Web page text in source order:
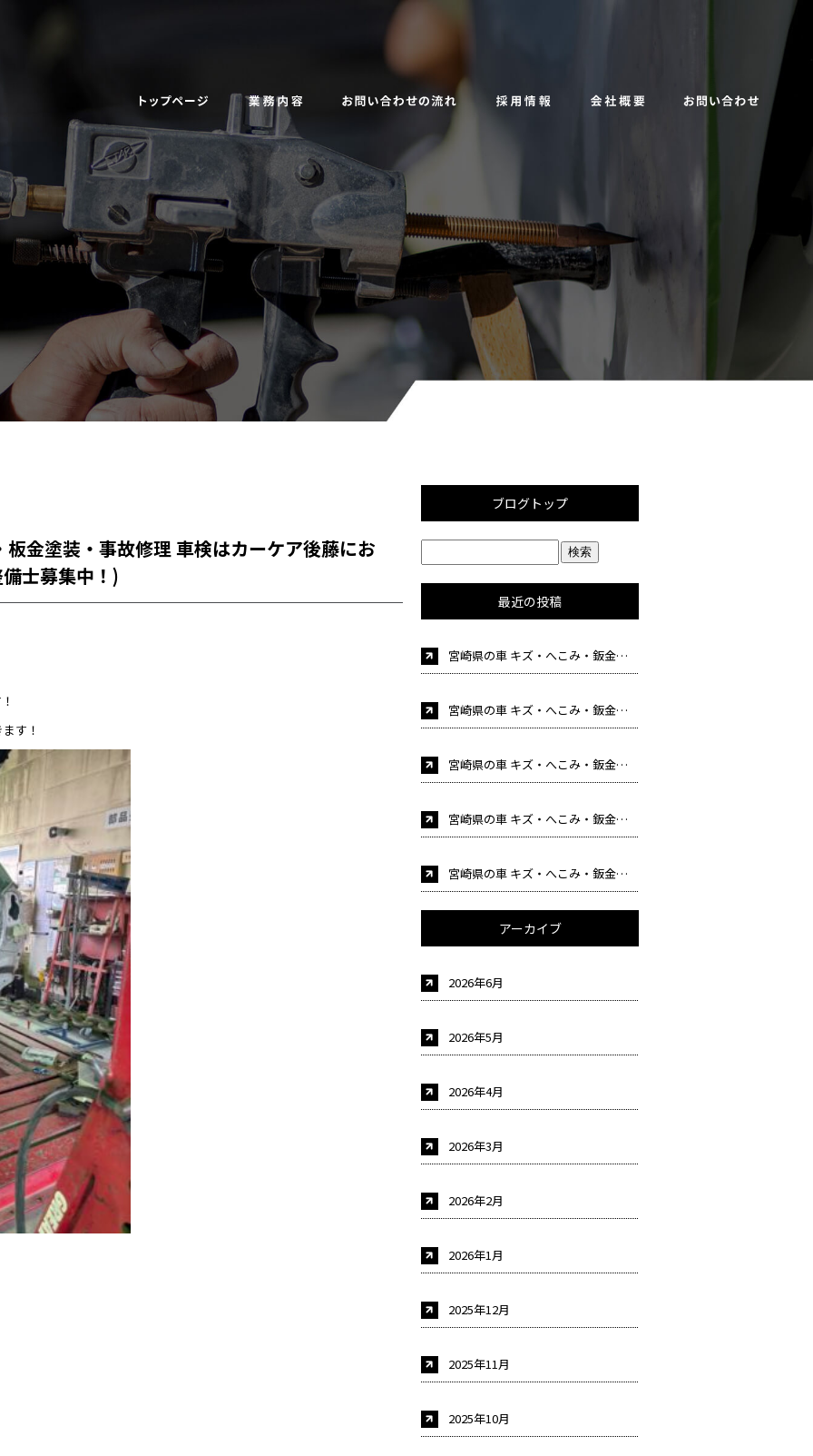
金塗装・事故修理 車検はカーケア後藤にお
士募集中！)
す！
ブログトップ
最近の投稿
宮崎県の車 キズ・へこみ・鈑金塗装・事故修理 車検 自動車販売はカーケア後藤にお任せください！（自
宮崎県の車 キズ・へこみ・鈑金塗装・事故修理 車検 自動車販売はカーケア後藤にお任せください！（自動車整備士募集中！)
宮崎県の車 キズ・へこみ・鈑金塗装・事故修理 車検 自動車販売はカーケア後藤にお任せください！（自動車整備士募集中！)
宮崎県の車 キズ・へこみ・鈑金塗装・事故修理 車検 自動車販売はカーケア後藤にお任せください！（自動車整備士募集中！)
宮崎県の車 キズ・へこみ・鈑金塗装・事故修理 車検 自動車販売はカーケア後藤にお任せください！（自動車整備士募集中！)
アーカイブ
2026年6月
2026年5月
2026年4月
2026年3月
2026年2月
2026年1月
2025年12月
2025年11月
2025年10月